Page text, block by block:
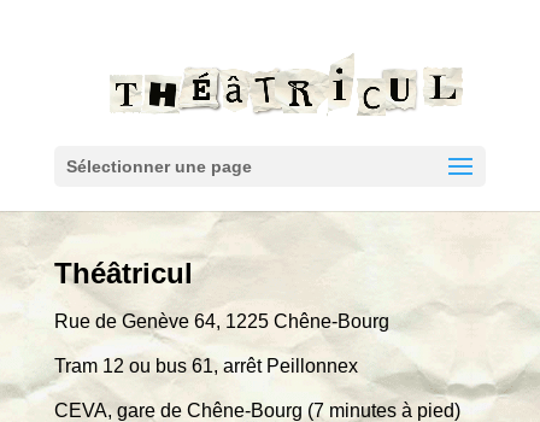
Sélectionner une page
Théâtricul
Rue de Genève 64, 1225 Chêne-Bourg
Tram 12 ou bus 61, arrêt Peillonnex
CEVA, gare de Chêne-Bourg (7 minutes à pied)